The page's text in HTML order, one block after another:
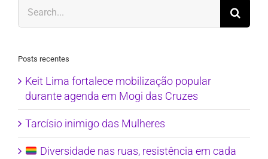
for:
Posts recentes
Keit Lima fortalece mobilização popular
durante agenda em Mogi das Cruzes
Tarcísio inimigo das Mulheres
Diversidade nas ruas, resistência em cada